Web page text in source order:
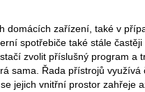
domácích zařízení, také v
spotřebiče také stále
zvolit příslušný program a
sama. Řada přístrojů využívá
jejich vnitřní prostor zahřeje